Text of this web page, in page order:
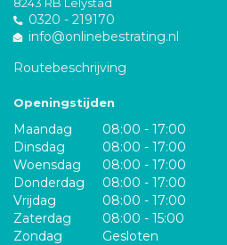
0320 - 219170
info@onlinebestrating.nl
Routebeschrijving
Openingstijden
Maandag
08:00 - 17:00
Dinsdag
08:00 - 17:00
Woensdag
08:00 - 17:00
Donderdag
08:00 - 17:00
Vrijdag
08:00 - 17:00
Zaterdag
08:00 - 15:00
Zondag
Gesloten